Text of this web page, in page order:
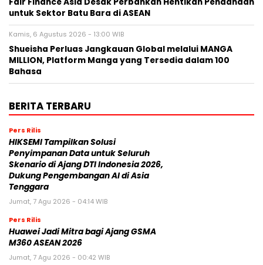
untuk Sektor Batu Bara di ASEAN
Kamis, 6 Agustus 2026 - 13:00 WIB
Shueisha Perluas Jangkauan Global melalui MANGA
MILLION, Platform Manga yang Tersedia dalam 100
Bahasa
BERITA TERBARU
Pers Rilis
HIKSEMI Tampilkan Solusi
Penyimpanan Data untuk Seluruh
Skenario di Ajang DTI Indonesia 2026,
Dukung Pengembangan AI di Asia
Tenggara
Jumat, 7 Agu 2026 - 04:14 WIB
Pers Rilis
Huawei Jadi Mitra bagi Ajang GSMA
M360 ASEAN 2026
Jumat, 7 Agu 2026 - 00:42 WIB